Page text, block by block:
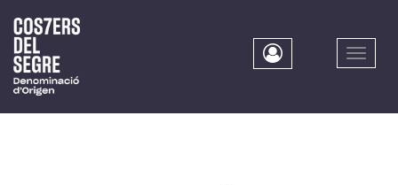
main
content
Toggle